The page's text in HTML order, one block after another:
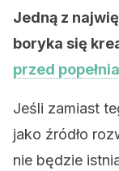
Jedną z
boryka się
przed
Jeśli zamiast
jako źródło
nie będzie